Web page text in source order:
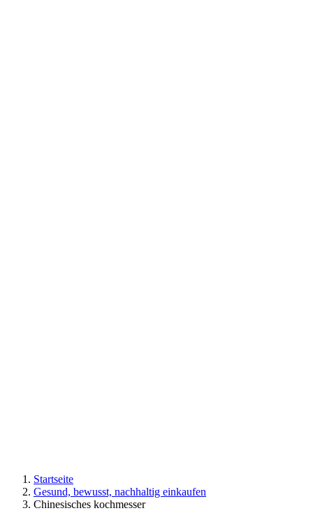
Startseite
Gesund, bewusst, nachhaltig einkaufen
Chinesisches kochmesser